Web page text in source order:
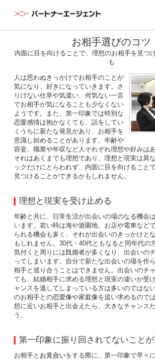
お相手選びのコツ
内面に目を向けることで、理想のお相手を見つ
も
人は思わぬきっかけでお相手のことが
気になり、好きになっていきます。さ
りげない仕草や気遣い、何気ない一言
でお相手が気になることも少なくない
ようです。また、第一印象では特別な
恋愛感情は抱かなくても、話をしてい
くうちに新たな発見があり、お相手を
意識し始めることがあります。年齢や
容姿、職業や年収など人それぞれ理想や好みは
それはあくまでも理想であり、理想と現実は異
ックだけにとらわれず、内面に目を向けること
見つけることができるかもしれません。
理想と現実を受け止める
年齢と共に、日常生活が出会いの場のなる機会
います。若い時は海や遊園地、お店や電車など
られる機会も多く、それが出会いのきっかけと
もしれません。30代・40代ともなると同年代の
気付くと周りには既婚者が多くなり、出会いの
ってしまいます。自分で新たな出会いの場を作
相手と巡り合うことはできません。出会いのチ
ても、結婚相手に求める理想と現実の違いが受
ャンスを逃してしまっている方は多いのではな
のお相手との恋愛像や家庭像を追い求めるので
想に近いお相手と出会えたら、大きなチャンス
う。
第一印象に振り回されてないこと
お相手と お見合いをする際に、第一印象で早々